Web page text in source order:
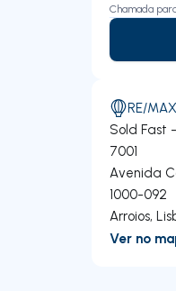
Chamada
RE/
Sold Fast
7001
Avenida
1000-092
Arroios,
Ver no